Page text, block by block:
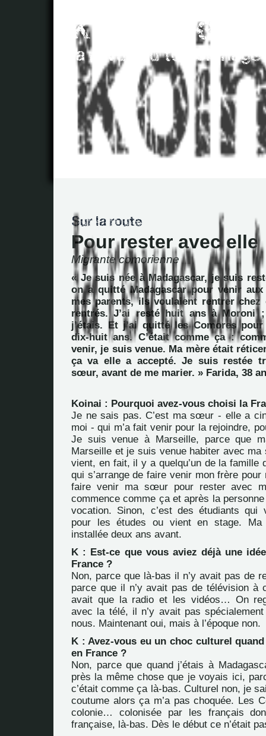
Pour rester avec elle
Migrante comorienne
« Je suis née à Madagascar, je suis
on a quitté Madagascar pour venir aux
mes parents, ils voulaient rentrer chez
rentrés. J’ai resté huit ans à Moroni
j’étais. Et j’ai quitté les Comores
dix-huit ans. C’était comme ça :
venir, je suis venue. Ma mère était
ça va elle a accepté. Je suis restée
sœur, avant de me marier. » Farida, 38
Koinai : Pourquoi avez-vous choisi la
Je ne sais pas. C’est ma sœur - elle a
moi - qui m’a fait venir pour la rejoindre,
Je suis venue à Marseille, parce que
Marseille et je suis venue habiter avec
vient, en fait, il y a quelqu’un de la famille
qui s’arrange de faire venir mon frère
faire venir ma sœur pour rester avec
commence comme ça et après la
vocation. Sinon, c’est des étudiants qui
pour les études ou vient en stage.
installée deux ans avant.
K : Est-ce que vous aviez déjà une
France ?
Non, parce que là-bas il n’y avait pas de
parce que il n’y avait pas de télévision à
avait que la radio et les vidéos… On
avec la télé, il n’y avait pas
nous. Maintenant oui, mais à l’époque non.
K : Avez-vous eu un choc culturel
en France ?
Non, parce que quand j’étais à
près la même chose que je voyais ici,
c’était comme ça là-bas. Culturel non, je
coutume alors ça m’a pas choquée. Les
colonie… colonisée par les français
française, là-bas. Dès le début ce n’était